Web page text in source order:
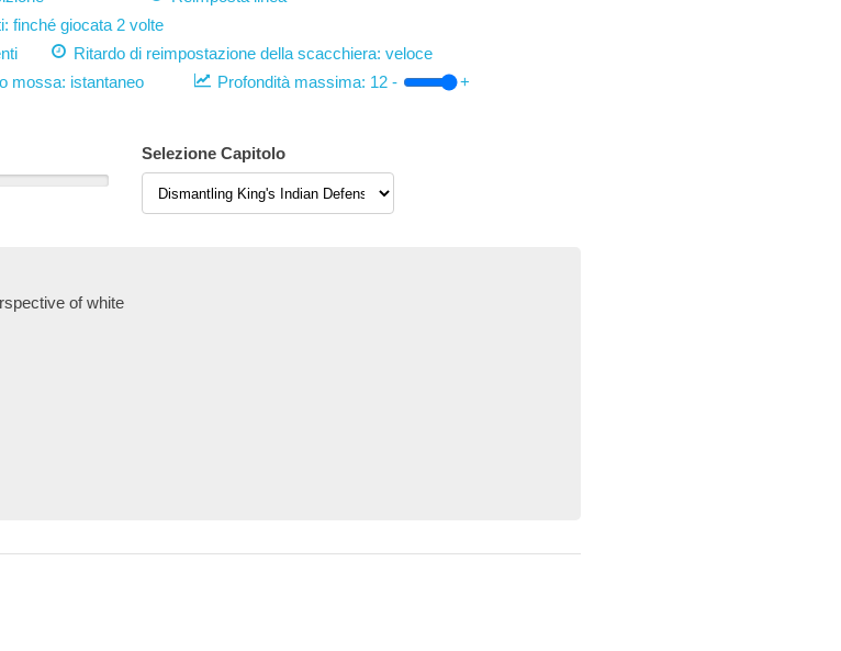
finché giocata 2 volte
Ritardo di reimpostazione della scacchiera: veloce
mossa: istantaneo Profondità massima: 12 -
+
Selezione Capitolo
of white